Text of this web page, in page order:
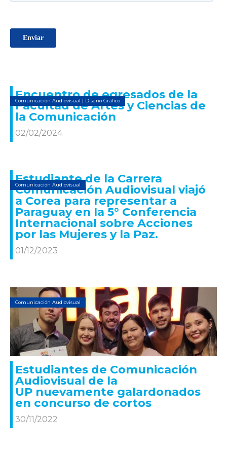
Comunicación Audiovisual | Diseño Gráfico
Encuentro de egresados de la
Facultad de Artes y Ciencias de
la Comunicación
02/02/2024
Comunicación Audiovisual
Estudiante de la Carrera
Comunicación Audiovisual viajó
a Corea para representar a
Paraguay en la 5° Conferencia
Internacional sobre Acciones
por las Mujeres y la Paz.
01/12/2023
Comunicación Audiovisual
Estudiantes de Comunicación
Audiovisual de la
UP nuevamente galardonados
en concurso de cortos
30/11/2022